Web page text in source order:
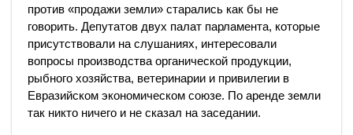
против «продажи земли» старались как бы не
говорить. Депутатов двух палат парламента, которые
присутствовали на слушаниях, интересовали
вопросы производства органической продукции,
рыбного хозяйства, ветеринарии и привилегии в
Евразийском экономическом союзе. По аренде земли
так никто ничего и не сказал на заседании.